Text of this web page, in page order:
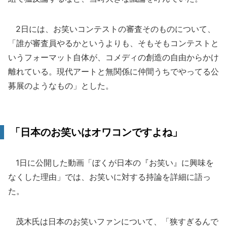
2日には、お笑いコンテストの審査そのものについて、
「誰が審査員やるかというよりも、そもそもコンテストと
いうフォーマット自体が、コメディの創造の自由からかけ
離れている。現代アートと無関係に仲間うちでやってる公
募展のようなもの」とした。
「日本のお笑いはオワコンですよね」
1日に公開した動画「ぼくが日本の『お笑い』に興味を
なくした理由」では、お笑いに対する持論を詳細に語っ
た。
茂木氏は日本のお笑いファンについて、「狭すぎるんで